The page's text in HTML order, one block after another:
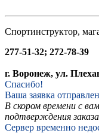
Спортинструктор,
277-51-32; 272-78-39
г. Воронеж, ул.
Спасибо!
Ваша заявка
В скором времени с
подтверждения
Сервер временно